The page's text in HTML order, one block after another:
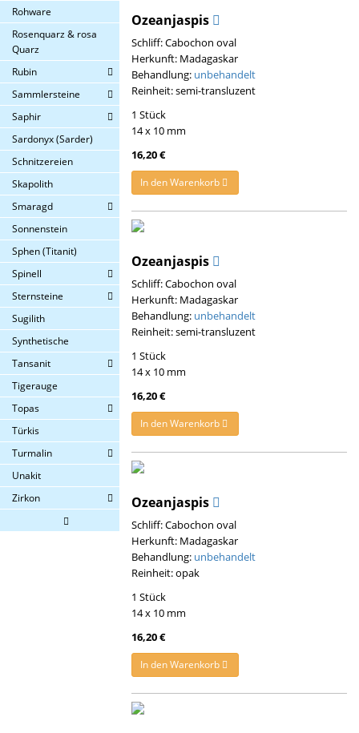
Rohware
Rosenquarz & rosa
Quarz
Rubin
Sammlersteine
Saphir
Sardonyx (Sarder)
Schnitzereien
Skapolith
Smaragd
Sonnenstein
Sphen (Titanit)
Spinell
Sternsteine
Sugilith
Synthetische
Tansanit
Tigerauge
Topas
Türkis
Turmalin
Unakit
Zirkon
Ozeanjaspis
Schliff: Cabochon oval
Herkunft: Madagaskar
Behandlung: unbehandelt
Reinheit: semi-transluzent
1 Stück
14 x 10 mm
16,20 €
In den Warenkorb
Ozeanjaspis
Schliff: Cabochon oval
Herkunft: Madagaskar
Behandlung: unbehandelt
Reinheit: semi-transluzent
1 Stück
14 x 10 mm
16,20 €
In den Warenkorb
Ozeanjaspis
Schliff: Cabochon oval
Herkunft: Madagaskar
Behandlung: unbehandelt
Reinheit: opak
1 Stück
14 x 10 mm
16,20 €
In den Warenkorb